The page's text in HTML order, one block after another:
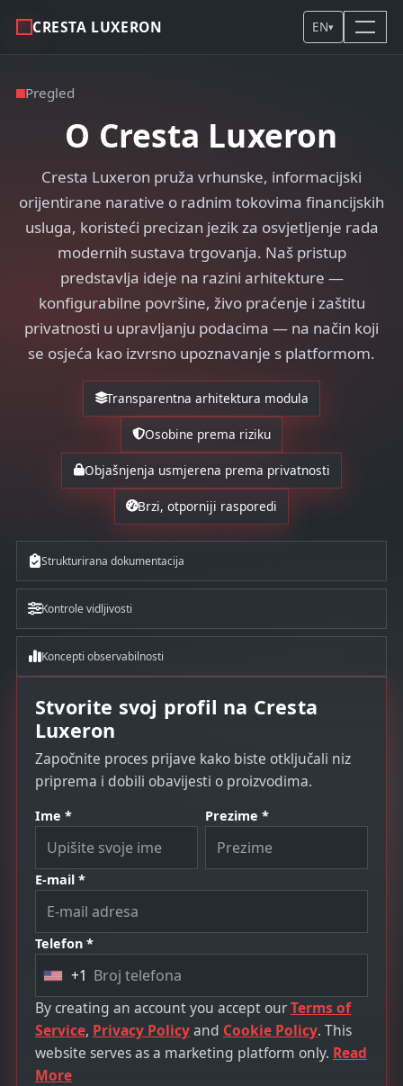
CRESTA LUXERON EN▾
Pregled
O Cresta Luxeron
Cresta Luxeron pruža vrhunske, informacijski
orijentirane narative o radnim tokovima financijskih
usluga, koristeći precizan jezik za osvjetljenje rada
modernih sustava trgovanja. Naš pristup
predstavlja ideje na razini arhitekture —
konfigurabilne površine, živo praćenje i zaštitu
privatnosti u upravljanju podacima — na način koji
se osjeća kao izvrsno upoznavanje s platformom.
Transparentna arhitektura modula
Osobine prema riziku
Objašnjenja usmjerena prema privatnosti
Brzi, otporniji rasporedi
Strukturirana dokumentacija
Kontrole vidljivosti
Koncepti observabilnosti
Stvorite svoj profil na Cresta
Luxeron
Započnite proces prijave kako biste otključali niz
priprema i dobili obavijesti o proizvodima.
Ime * Prezime *
E-mail *
Telefon *
U
n
i
t
e
+1
By creating an account you accept ourTerms of
Service, Privacy Policyand Cookie Policy. This
website serves as a marketing platform only. Read
More